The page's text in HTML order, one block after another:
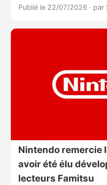
Publié le 22/07/2026 · par
Nintendo remercie
avoir été élu
lecteurs Famitsu